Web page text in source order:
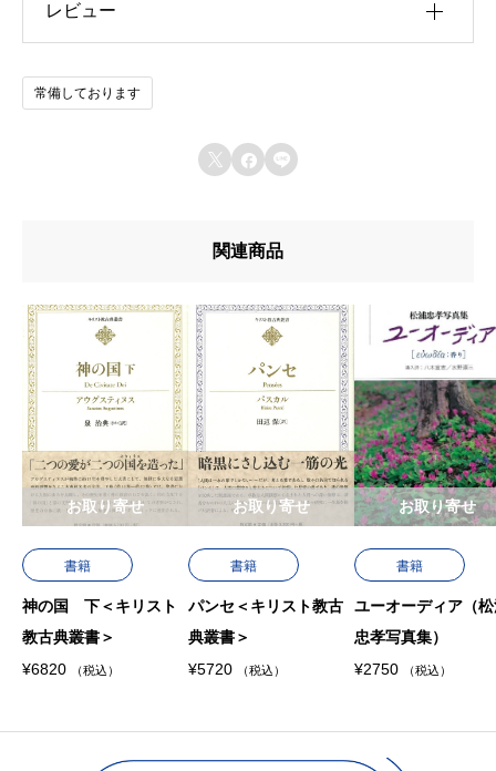
u30b5u30a4u30ba
u51fau7248u793e
u642du8f09u6b4cu96c6
u8457u8005
レビュー
以前にこの商品を購入したことのあるログイン済
みのユーザーのみレビューを残すことができま
常備しております
  
関連商品
書籍
神の国 下＜キリスト
教古典叢書＞
¥6820 （税込）
お取り寄せ
書籍
パンセ＜キリスト教古
典叢書＞
¥5720 （税込）
お取り寄せ
書籍
ユーオーディア（
忠孝写真集）
¥2750 （税込）
お取り寄せ